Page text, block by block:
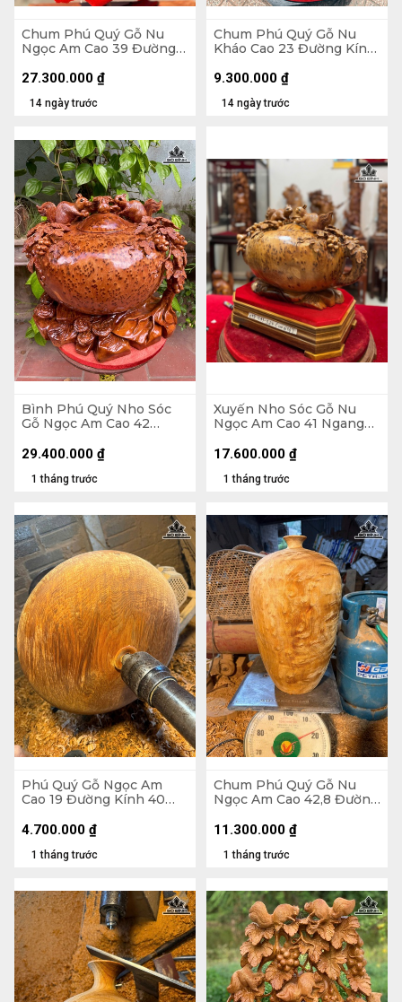
Chum Phú Quý Gỗ Nu
Ngọc Am Cao 39 Đường
(cm)
14 ngày trước
27.300.000 ₫
Chum Phú Quý Gỗ Nu
Kháo Cao 23 Đường Kính
14 ngày trước
9.300.000 ₫
Bình Phú Quý Nho Sóc
Gỗ Ngọc Am Cao 42
1 tháng trước
29.400.000 ₫
Xuyến Nho Sóc Gỗ Nu
Ngọc Am Cao 41 Ngang
1 tháng trước
17.600.000 ₫
Phú Quý Gỗ Ngọc Am
Cao 19 Đường Kính 40
1 tháng trước
4.700.000 ₫
Chum Phú Quý Gỗ Nu
Ngọc Am Cao 42,8 Đường
1 tháng trước
11.300.000 ₫